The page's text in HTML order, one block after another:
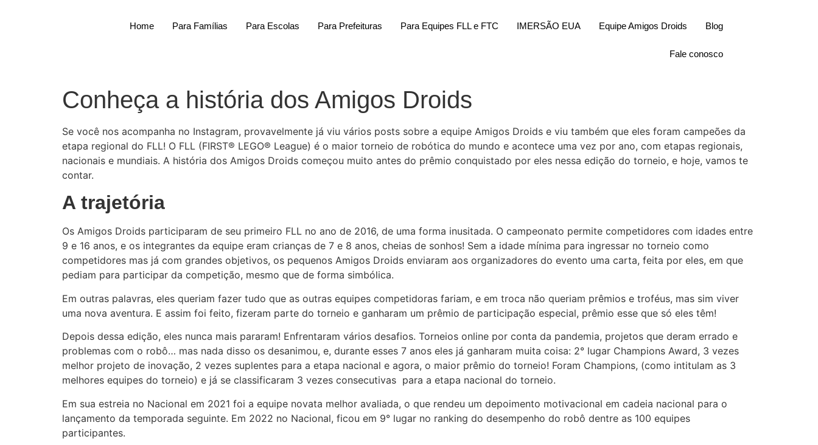
Home Para Famílias Para Escolas Para Prefeituras Para Equipes FLL e FTC IMERSÃO EUA Equipe Amigos Droids Blog
Fale conosco
Conheça a história dos Amigos Droids
Se você nos acompanha no Instagram, provavelmente já viu vários posts sobre a equipe Amigos Droids e viu também que eles foram campeões da
etapa regional do FLL! O FLL (FIRST® LEGO® League) é o maior torneio de robótica do mundo e acontece uma vez por ano, com etapas regionais,
nacionais e mundiais. A história dos Amigos Droids começou muito antes do prêmio conquistado por eles nessa edição do torneio, e hoje, vamos te
contar.
A trajetória
Os Amigos Droids participaram de seu primeiro FLL no ano de 2016, de uma forma inusitada. O campeonato permite competidores com idades entre
9 e 16 anos, e os integrantes da equipe eram crianças de 7 e 8 anos, cheias de sonhos! Sem a idade mínima para ingressar no torneio como
competidores mas já com grandes objetivos, os pequenos Amigos Droids enviaram aos organizadores do evento uma carta, feita por eles, em que
pediam para participar da competição, mesmo que de forma simbólica.
Em outras palavras, eles queriam fazer tudo que as outras equipes competidoras fariam, e em troca não queriam prêmios e troféus, mas sim viver
uma nova aventura. E assim foi feito, fizeram parte do torneio e ganharam um prêmio de participação especial, prêmio esse que só eles têm!
Depois dessa edição, eles nunca mais pararam! Enfrentaram vários desafios. Torneios online por conta da pandemia, projetos que deram errado e
problemas com o robô… mas nada disso os desanimou, e, durante esses 7 anos eles já ganharam muita coisa: 2° lugar Champions Award, 3 vezes
melhor projeto de inovação, 2 vezes suplentes para a etapa nacional e agora, o maior prêmio do torneio! Foram Champions, (como intitulam as 3
melhores equipes do torneio) e já se classificaram 3 vezes consecutivas para a etapa nacional do torneio.
Em sua estreia no Nacional em 2021 foi a equipe novata melhor avaliada, o que rendeu um depoimento motivacional em cadeia nacional para o
lançamento da temporada seguinte. Em 2022 no Nacional, ficou em 9° lugar no ranking do desempenho do robô dentre as 100 equipes
participantes.